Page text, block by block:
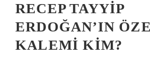
RECEP TAYYIP
ERDOĞAN’IN
KALEMI KIM?